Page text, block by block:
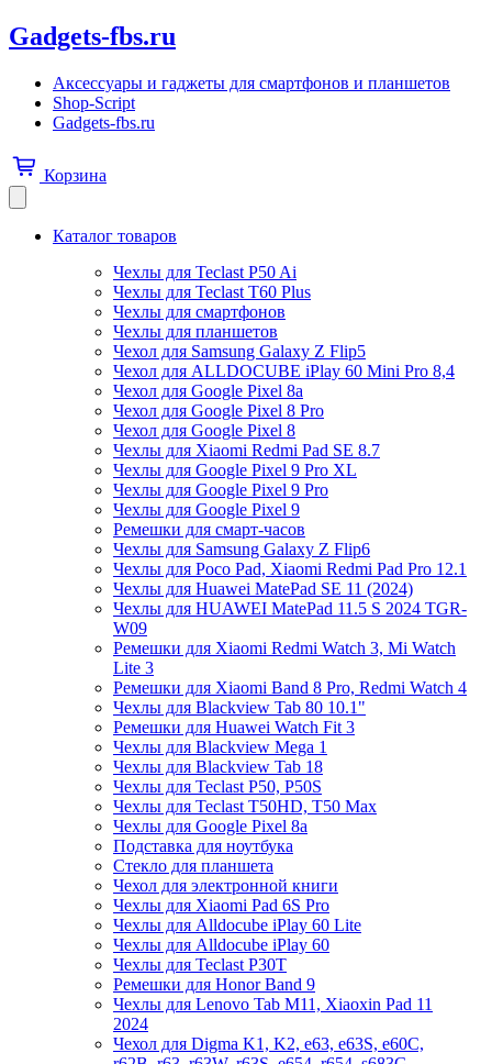
Gadgets-fbs.ru
Аксессуары и гаджеты для смартфонов и планшетов
Shop-Script
Gadgets-fbs.ru
Корзина
Каталог товаров
Чехлы для Teclast P50 Ai
Чехлы для Teclast T60 Plus
Чехлы для смартфонов
Чехлы для планшетов
Чехол для Samsung Galaxy Z Flip5
Чехол для ALLDOCUBE iPlay 60 Mini Pro 8,4
Чехол для Google Pixel 8a
Чехол для Google Pixel 8 Pro
Чехол для Google Pixel 8
Чехлы для Xiaomi Redmi Pad SE 8.7
Чехлы для Google Pixel 9 Pro XL
Чехлы для Google Pixel 9 Pro
Чехлы для Google Pixel 9
Ремешки для смарт-часов
Чехлы для Samsung Galaxy Z Flip6
Чехлы для Poco Pad, Xiaomi Redmi Pad Pro 12.1
Чехлы для Huawei MatePad SE 11 (2024)
Чехлы для HUAWEI MatePad 11.5 S 2024 TGR-
W09
Ремешки для Xiaomi Redmi Watch 3, Mi Watch
Lite 3
Ремешки для Xiaomi Band 8 Pro, Redmi Watch 4
Чехлы для Blackview Tab 80 10.1"
Ремешки для Huawei Watch Fit 3
Чехлы для Blackview Mega 1
Чехлы для Blackview Tab 18
Чехлы для Teclast P50, P50S
Чехлы для Teclast T50HD, T50 Max
Чехлы для Google Pixel 8a
Подставка для ноутбука
Стекло для планшета
Чехол для электронной книги
Чехлы для Xiaomi Pad 6S Pro
Чехлы для Alldocube iPlay 60 Lite
Чехлы для Alldocube iPlay 60
Чехлы для Teclast P30T
Ремешки для Honor Band 9
Чехлы для Lenovo Tab M11, Xiaoxin Pad 11
2024
Чехол для Digma K1, K2, e63, e63S, e60C,